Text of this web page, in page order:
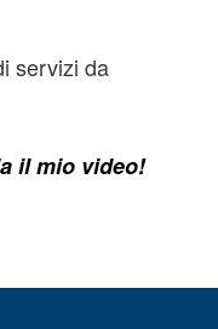
servizi da
il mio video!